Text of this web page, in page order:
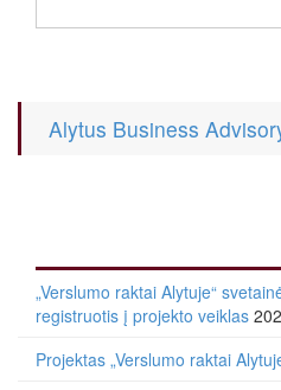
Alytus Business
„Verslumo raktai Alytuje“
registruotis į projekto veiklas
Projektas „Verslumo raktai